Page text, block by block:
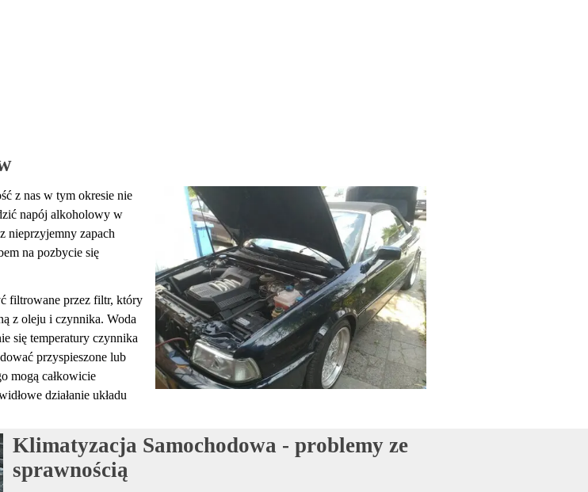
z nas w tym okresie nie
napój alkoholowy w
nieprzyjemny zapach
na pozbycie się
filtrowane przez filtr, który
z oleju i czynnika. Woda
się temperatury czynnika
przyspieszone lub
mogą całkowicie
działanie układu
Klimatyzacja Samochodowa - problemy ze
sprawnością